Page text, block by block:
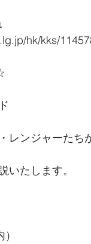
hk/kks/
レンジャーたち
いたします。